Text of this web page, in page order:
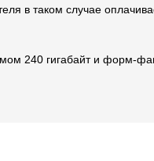
в таком случае
240 гигабайт и форм-